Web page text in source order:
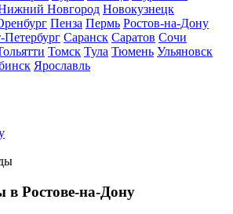
Новгород Новокузнецк
Пенза Пермь Ростов-на-Дону
Петербург Саранск Саратов Сочи
Томск Тула Тюмень Ульяновск
Ярославль
в Ростове-на-Дону